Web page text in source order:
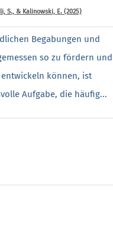
S., & Kalinowski, E. (2025)
Begabungen und
so zu fördern
können, ist
Aufgabe, die häufig...